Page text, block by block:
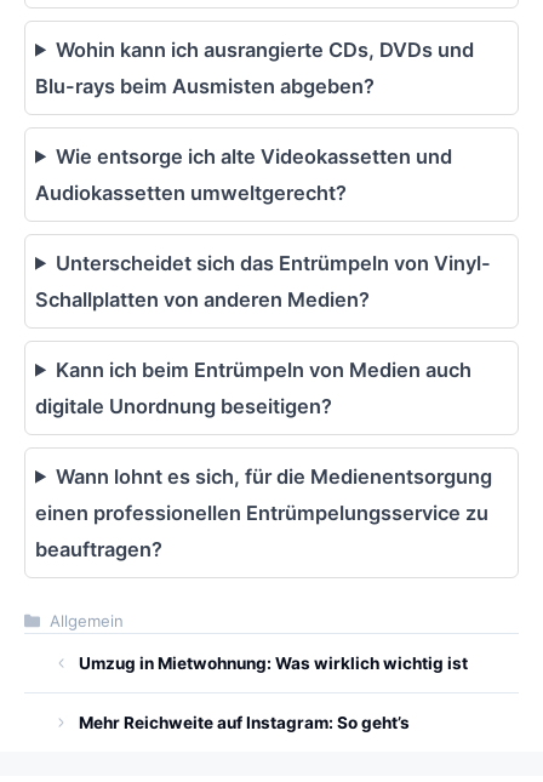
Wohin kann ich ausrangierte CDs, DVDs und
Blu-rays beim Ausmisten abgeben?
Wie entsorge ich alte Videokassetten und
Audiokassetten umweltgerecht?
Unterscheidet sich das Entrümpeln von Vinyl-
Schallplatten von anderen Medien?
Kann ich beim Entrümpeln von Medien auch
digitale Unordnung beseitigen?
Wann lohnt es sich, für die Medienentsorgung
einen professionellen Entrümpelungsservice zu
beauftragen?
Kategorien
Allgemein
Umzug in Mietwohnung: Was wirklich wichtig ist
Mehr Reichweite auf Instagram: So geht’s